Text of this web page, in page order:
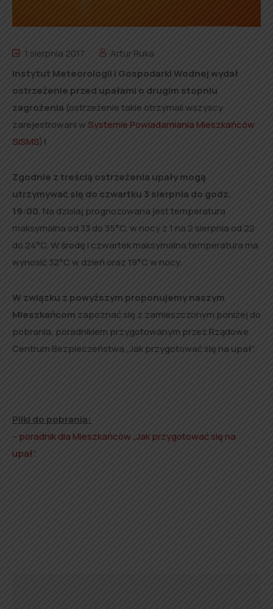
1 sierpnia 2017
Artur Ruka
Instytut Meteorologii i Gospodarki Wodnej wydał
ostrzeżenie przed upałami o drugim stopniu
zagrożenia (ostrzeżenie takie otrzymali wszyscy
zarejestrowani wSystemie Powiadamiania Mieszkańców
SISMS) !
Zgodnie z treścią ostrzeżenia upały mogą
utrzymywać się do czwartku 3 sierpnia do godz.
19:00. Na dzisiaj prognozowana jest temperatura
maksymalna od 33 do 35°C, w nocy z 1 na 2 sierpnia od 22
do 24°C. W środę i czwartek maksymalna temperatura ma
wynosić 32°C w dzień oraz 19°C w nocy.
W związku z powyższym proponujemy naszym
Mieszkańcom zapoznać się z zamieszczonym poniżej do
pobrania, poradnikiem przygotowanym przez Rządowe
Centrum Bezpieczeństwa „Jak przygotować się na upał”.
Pliki do pobrania:
– poradnik dla Mieszkańców „Jak przygotować się na
upał”.